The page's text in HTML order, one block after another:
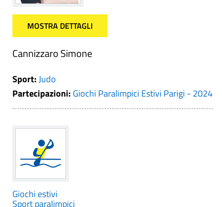
MOSTRA DETTAGLI
Cannizzaro Simone
Sport:Judo
Partecipazioni: Giochi Paralimpici Estivi Parigi - 2024
Giochi estivi
Sport paralimpici